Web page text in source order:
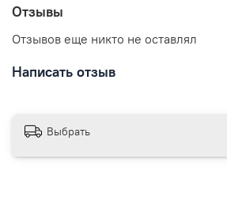
Отзывы
Отзывов еще никто не оставлял
Написать отзыв
Выбрать